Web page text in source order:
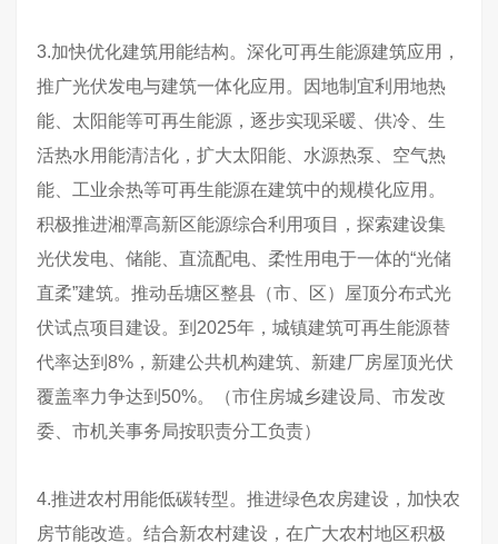
3.加快优化建筑用能结构。深化可再生能源建筑应用，
推广光伏发电与建筑一体化应用。因地制宜利用地热
能、太阳能等可再生能源，逐步实现采暖、供冷、生
活热水用能清洁化，扩大太阳能、水源热泵、空气热
能、工业余热等可再生能源在建筑中的规模化应用。
积极推进湘潭高新区能源综合利用项目，探索建设集
光伏发电、储能、直流配电、柔性用电于一体的“光储
直柔”建筑。推动岳塘区整县（市、区）屋顶分布式光
伏试点项目建设。到2025年，城镇建筑可再生能源替
代率达到8%，新建公共机构建筑、新建厂房屋顶光伏
覆盖率力争达到50%。（市住房城乡建设局、市发改
委、市机关事务局按职责分工负责）
4.推进农村用能低碳转型。推进绿色农房建设，加快农
房节能改造。结合新农村建设，在广大农村地区积极